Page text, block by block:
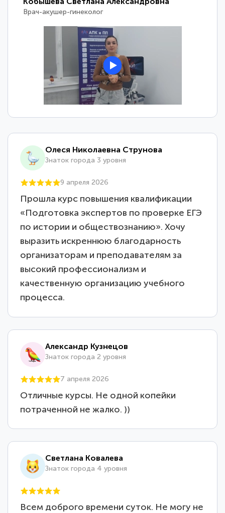
Врач-акушер-гинеколог
Олеся Николаевна Струнова
Знаток города 3 уровня
9 апреля 2026
Прошла курс повышения квалификации
«Подготовка экспертов по проверке ЕГЭ
по истории и обществознанию». Хочу
выразить искреннюю благодарность
организаторам и преподавателям за
высокий профессионализм и
качественную организацию учебного
процесса.
Александр Кузнецов
Знаток города 2 уровня
7 апреля 2026
Отличные курсы. Не одной копейки
потраченной не жалко. ))
Светлана Ковалева
Знаток города 4 уровня
Всем доброго времени суток. Не могу не